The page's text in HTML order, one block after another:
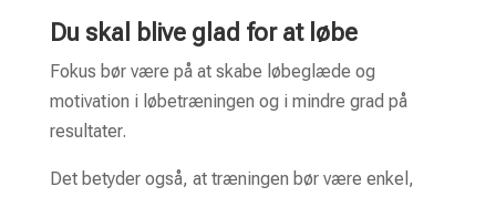
Du skal blive glad for at løbe
Fokus bør være på at skabe løbeglæde og
motivation i løbetræningen og i mindre grad på
resultater.
Det betyder også, at træningen bør være enkel,